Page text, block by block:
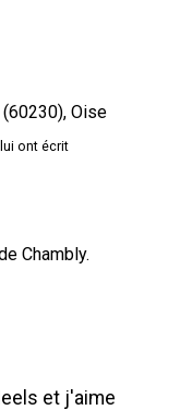
Oise
ont écrit
Chambly.
et j'aime